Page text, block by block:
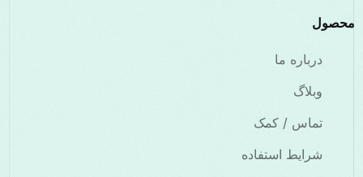
محصول
درباره ما
وبلاگ
تماس / کمک
شرایط استفاده